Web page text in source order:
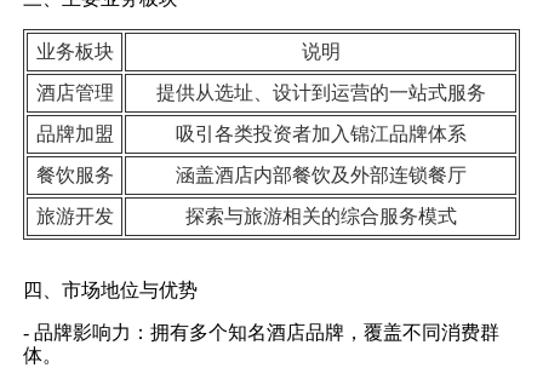
业务板块
说明
酒店管理
提供从选址、设计到运营的一站式服务
品牌加盟
吸引各类投资者加入锦江品牌体系
餐饮服务
涵盖酒店内部餐饮及外部连锁餐厅
旅游开发
探索与旅游相关的综合服务模式
四、市场地位与优势
- 品牌影响力：拥有多个知名酒店品牌，覆盖不同消费群
体。